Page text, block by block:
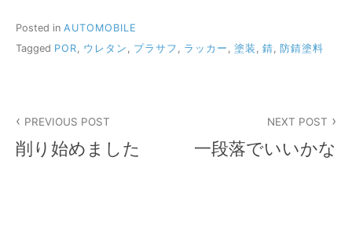
Posted in AUTOMOBILE
Tagged POR, ウレタン , プラサフ , ラッカー , 塗装 , 錆, 防錆塗料
稿
PREVIOUS POST
削り始めました
NEXT POST
一段落でいいかな